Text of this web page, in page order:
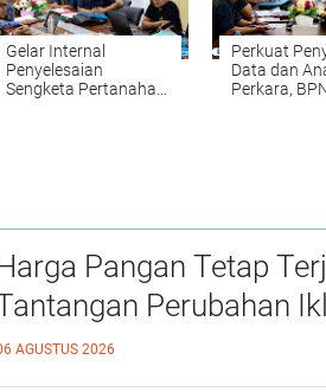
Gelar Internal
Penyelesaian
Sengketa Pertanahan:
Perkuat
Data dan
Perkara,
Pangan Tetap
Perubahan
AGUSTUS 2026